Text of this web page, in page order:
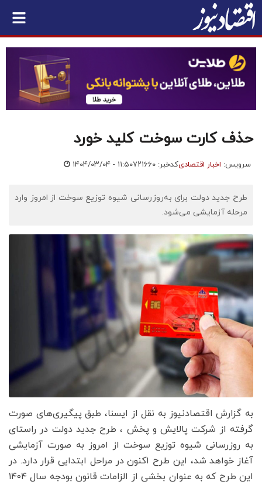
حذف کارت سوخت کلید خورد
سرویس: اخبار اقتصادیکدخبر: ۷۲۱۶۶۰ ۱۴۰۴/۰۳/۰۴ - ۱۱:۵۰
طرح جدید دولت برای به‌روزرسانی شیوه توزیع سوخت از امروز وارد
مرحله آزمایشی می‌شود.
به گزارش اقتصادنیوز به نقل از ایسنا، طبق پیگیری‌های صورت
گرفته از شرکت پالایش و پخش ، طرح جدید دولت در راستای
به روزرسانی شیوه توزیع سوخت از امروز به صورت آزمایشی
آغاز خواهد شد، این طرح اکنون در مراحل ابتدایی قرار دارد. در
این طرح که به عنوان بخشی از الزامات قانون بودجه سال ۱۴۰۴